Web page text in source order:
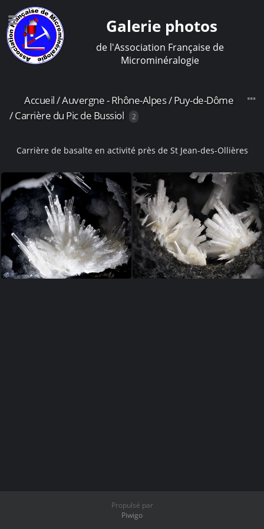
Galerie photos
de l'Association Française de
Microminéralogie
Accueil/Auvergne - Rhône-Alpes/Puy-de-Dôme
/Carrière du Pic de Bussiol 2
Carrière de basalte en activité près de St Jean-des-Ollières
Propulsé par
Piwigo